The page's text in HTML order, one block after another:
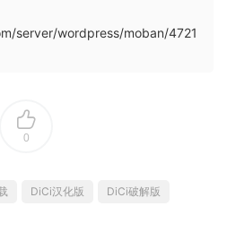
server/wordpress/moban/4721
0
DiCi汉化版 DiCi破解版